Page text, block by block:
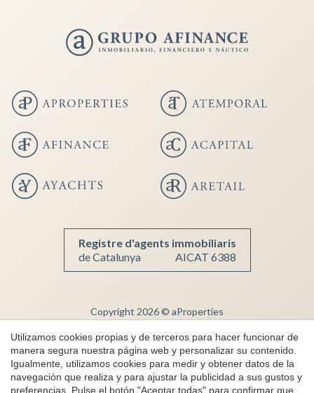
Registre d'agents immobiliaris
de Catalunya
AICAT 6388
Copyright 2026 © aProperties
Inmobiliaria de lujo
AICAT 6388
Aviso Legal
Utilizamos cookies propias y de terceros para hacer funcionar de
manera segura nuestra página web y personalizar su contenido.
Igualmente, utilizamos cookies para medir y obtener datos de la
navegación que realiza y para ajustar la publicidad a sus gustos y
preferencias. Pulse el botón "Aceptar todas" para confirmar que